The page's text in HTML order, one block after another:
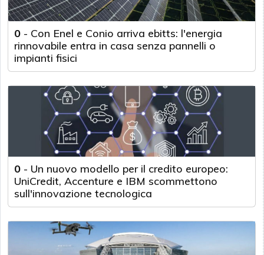
0 - Con Enel e Conio arriva ebitts: l'energia
rinnovabile entra in casa senza pannelli o
impianti fisici
0 - Un nuovo modello per il credito europeo:
UniCredit, Accenture e IBM scommettono
sull'innovazione tecnologica